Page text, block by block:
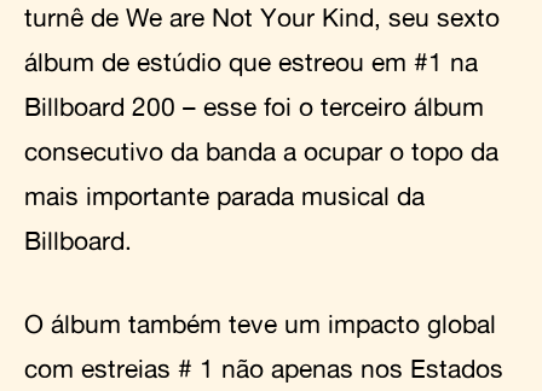
turnê de We are Not Your Kind, seu sexto
álbum de estúdio que estreou em #1 na
Billboard 200 – esse foi o terceiro álbum
consecutivo da banda a ocupar o topo da
mais importante parada musical da
Billboard.
O álbum também teve um impacto global
com estreias # 1 não apenas nos Estados